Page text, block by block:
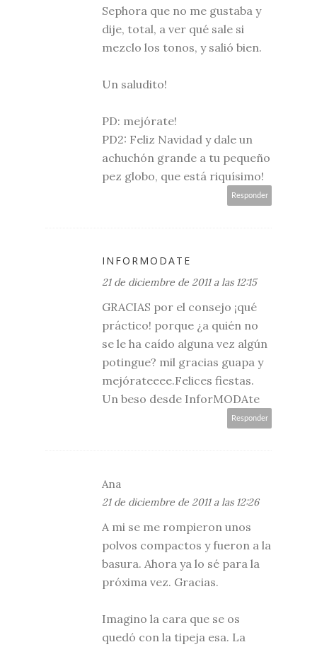
Sephora que no me gustaba y
dije, total, a ver qué sale si
mezclo los tonos, y salió bien.
Un saludito!
PD: mejórate!
PD2: Feliz Navidad y dale un
achuchón grande a tu pequeño
pez globo, que está riquísimo!
Responder
INFORMODATE
21 de diciembre de 2011 a las 12:15
GRACIAS por el consejo ¡qué
práctico! porque ¿a quién no
se le ha caído alguna vez algún
potingue? mil gracias guapa y
mejórateeee.Felices fiestas.
Un beso desde InforMODAte
Responder
Ana
21 de diciembre de 2011 a las 12:26
A mi se me rompieron unos
polvos compactos y fueron a la
basura. Ahora ya lo sé para la
próxima vez. Gracias.
Imagino la cara que se os
quedó con la tipeja esa. La